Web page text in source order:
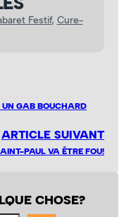
Festif, Cure-
UN GAB BOUCHARD
ARTICLE SUIVANT
PAUL VA ÊTRE FOU!
CHOSE?